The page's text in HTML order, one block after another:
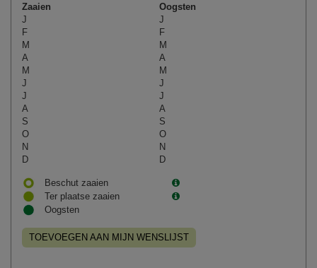
Zaaien
Oogsten
J
J
F
F
M
M
A
A
M
M
J
J
J
J
A
A
S
S
O
O
N
N
D
D
Beschut zaaien
Ter plaatse zaaien
Oogsten
TOEVOEGEN AAN MIJN WENSLIJST